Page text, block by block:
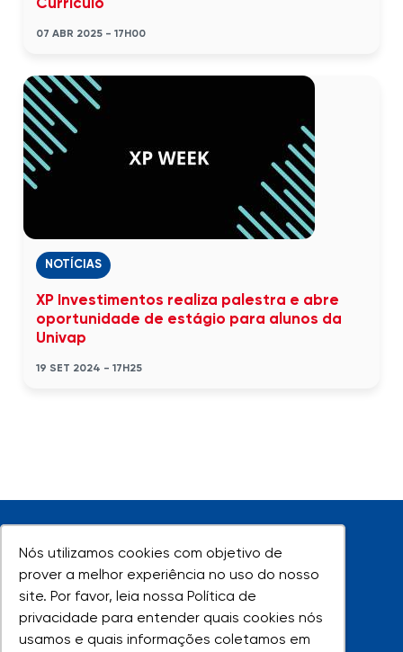
Nós utilizamos cookies com objetivo de
prover a melhor experiência no uso do nosso
site. Por favor, leia nossa Política de
privacidade para entender quais cookies nós
usamos e quais informações coletamos em
Nós utilizamos cookies com objetivo de
prover a melhor experiência no uso do nosso
site. Por favor, leia nossa Política de
privacidade para entender quais cookies nós
usamos e quais informações coletamos em
Currículo
07 ABR 2025 - 17H00
NOTÍCIAS
XP Investimentos realiza palestra e abre
oportunidade de estágio para alunos da
Univap
19 SET 2024 - 17H25
UNIVAP - Todos os direitos reservados